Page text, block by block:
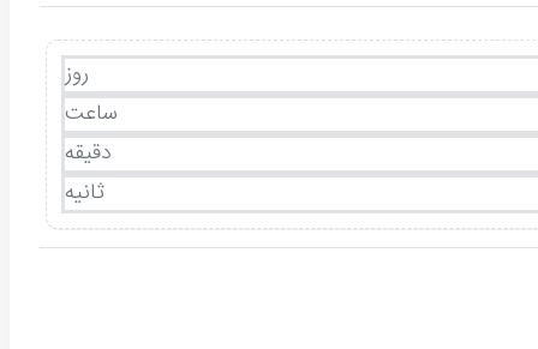
روز
ساعت
دقیقه
ثانیه